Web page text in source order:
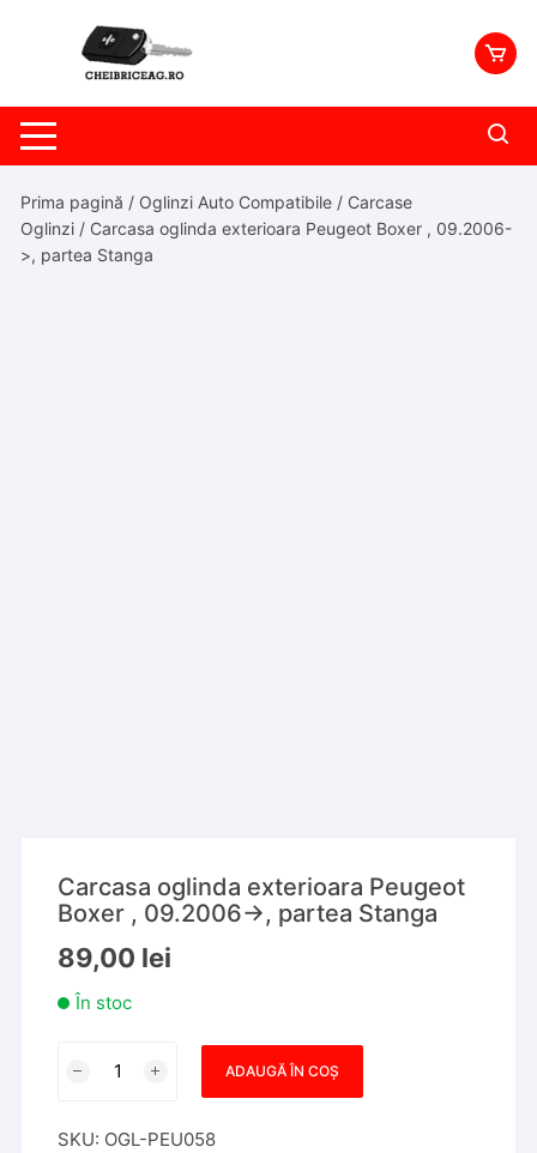
Prima pagină / Oglinzi Auto Compatibile / Carcase
Oglinzi / Carcasa oglinda exterioara Peugeot Boxer , 09.2006-
>, partea Stanga
Carcasa oglinda exterioara Peugeot
Boxer , 09.2006->, partea Stanga
89,00 lei
În stoc
Carcasa
exterioara
ADAUGĂ ÎN COȘ
SKU: OGL-PEU058